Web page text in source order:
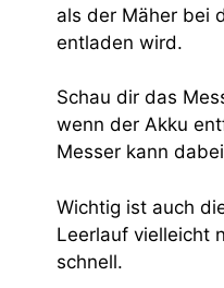
als der Mäher bei
entladen wird.
Schau dir das
wenn der Akku
Messer kann
Wichtig ist auch
Leerlauf vielleicht
schnell.